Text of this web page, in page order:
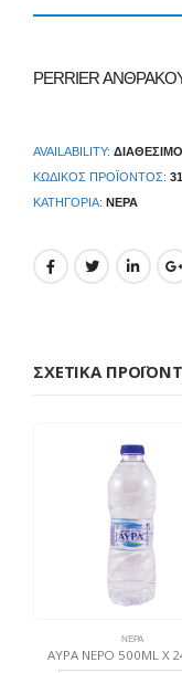
PERRIER
AVAILABILITY:
ΚΩΔΙΚΌΣ ΠΡΟΪΌΝΤΟΣ:
ΚΑΤΗΓΟΡΊΑ: ΝΕΡΆ
ΣΧΕΤΙΚΆ
ΝΕΡΆ
ΑΥΡΑ ΝΕΡΟ 500ML X